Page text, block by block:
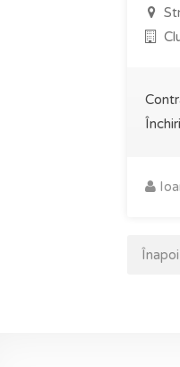
Înapoi